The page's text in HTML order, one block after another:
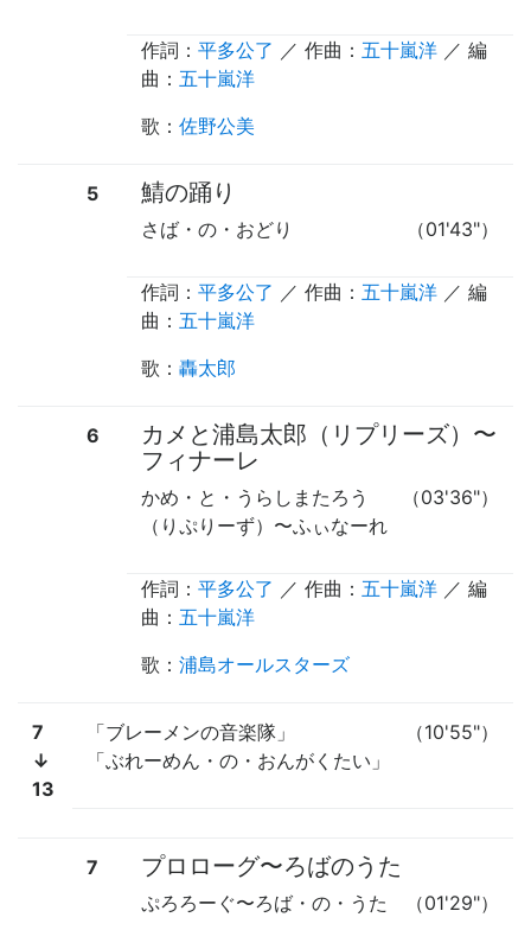
作詞： 平多公了 ／ 作曲： 五十嵐洋 ／ 編
曲： 五十嵐洋
歌 ： 佐野公美
5 鯖の踊り
（01'43"）
さば・の・おどり
作詞： 平多公了 ／ 作曲： 五十嵐洋 ／ 編
曲： 五十嵐洋
歌 ： 轟太郎
6 カメと浦島太郎（リプリーズ） 〜
フィナーレ
（03'36"）
かめ・と・うらしまたろう
（りぷりーず） 〜ふぃなーれ
作詞： 平多公了 ／ 作曲： 五十嵐洋 ／ 編
曲： 五十嵐洋
歌 ： 浦島オールスターズ
7
↓
13
（10'55"）
「ブレーメンの音楽隊」
「ぶれーめん・の・おんがくたい」
7 プロローグ〜ろばのうた
（01'29"）
ぷろろーぐ〜ろば・の・うた